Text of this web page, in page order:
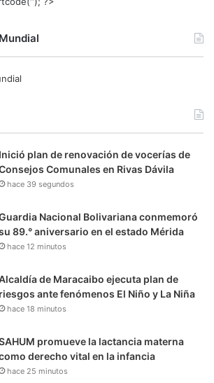
Inició plan de renovación de vocerías de
Comunales en Rivas Dávila
hace 39 segundos
Nacional Bolivariana conmemoró
89.° aniversario en el estado Mérida
hace 12 minutos
de Maracaibo ejecuta plan de
riesgos ante fenómenos El Niño y La Niña
hace 18 minutos
promueve la lactancia materna
derecho vital en la infancia
hace 25 minutos